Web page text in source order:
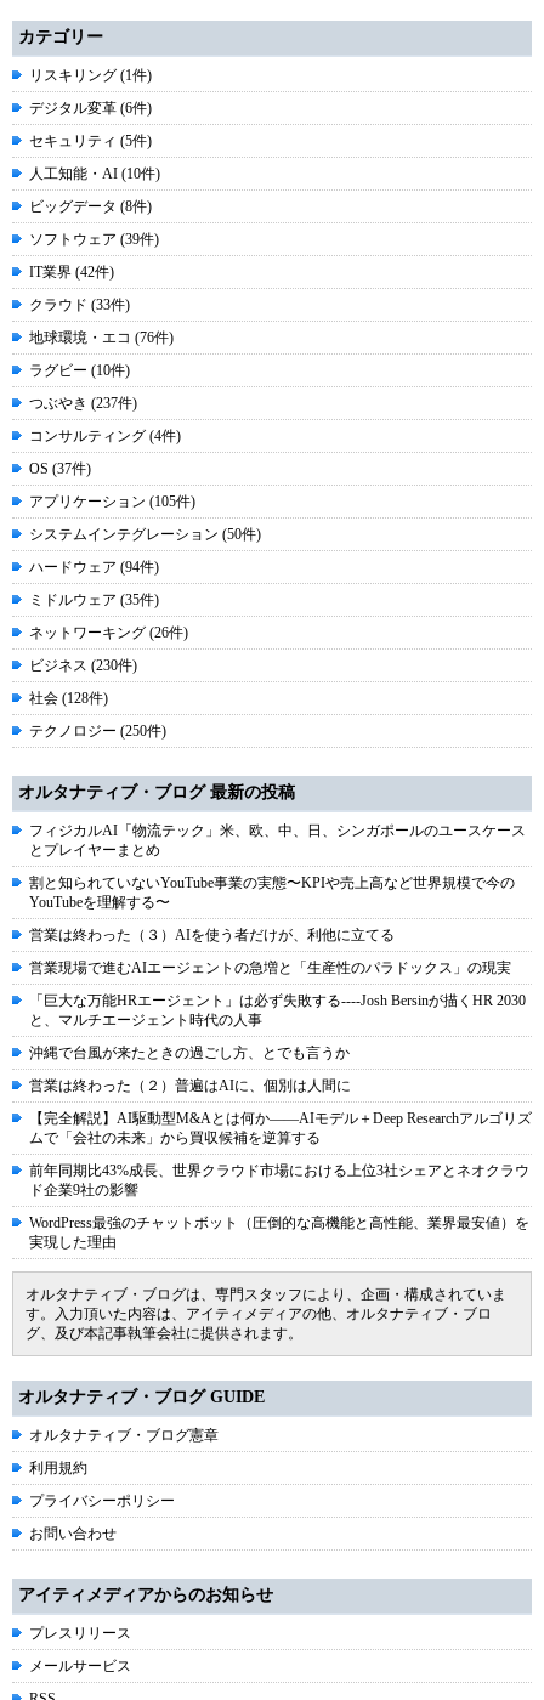
カテゴリー
リスキリング (1件)
デジタル変革 (6件)
セキュリティ (5件)
人工知能・AI (10件)
ビッグデータ (8件)
ソフトウェア (39件)
IT業界 (42件)
クラウド (33件)
地球環境・エコ (76件)
ラグビー (10件)
つぶやき (237件)
コンサルティング (4件)
OS (37件)
アプリケーション (105件)
システムインテグレーション (50件)
ハードウェア (94件)
ミドルウェア (35件)
ネットワーキング (26件)
ビジネス (230件)
社会 (128件)
テクノロジー (250件)
オルタナティブ・ブログ 最新の投稿
フィジカルAI「物流テック」米、欧、中、日、シンガポールのユースケース
とプレイヤーまとめ
割と知られていないYouTube事業の実態〜KPIや売上高など世界規模で今の
YouTubeを理解する〜
営業は終わった（３）AIを使う者だけが、利他に立てる
営業現場で進むAIエージェントの急増と「生産性のパラドックス」の現実
「巨大な万能HRエージェント」は必ず失敗する----Josh Bersinが描くHR 2030
と、マルチエージェント時代の人事
沖縄で台風が来たときの過ごし方、とでも言うか
営業は終わった（２）普遍はAIに、個別は人間に
【完全解説】AI駆動型M&Aとは何か――AIモデル＋Deep Researchアルゴリズ
ムで「会社の未来」から買収候補を逆算する
前年同期比43%成長、世界クラウド市場における上位3社シェアとネオクラウ
ド企業9社の影響
WordPress最強のチャットボット（圧倒的な高機能と高性能、業界最安値）を
実現した理由
オルタナティブ・ブログは、専門スタッフにより、企画・構成されていま
す。入力頂いた内容は、アイティメディアの他、オルタナティブ・ブロ
グ、及び本記事執筆会社に提供されます。
オルタナティブ・ブログ GUIDE
オルタナティブ・ブログ憲章
利用規約
プライバシーポリシー
お問い合わせ
アイティメディアからのお知らせ
プレスリリース
メールサービス